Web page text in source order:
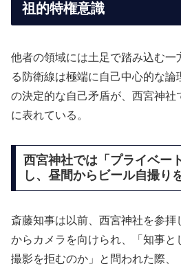
祖的特権意識
他者の領域には土足で踏み込む一
る防衛線は極端に自己中心的な
の決定的な自己矛盾が、西宮神社
に表れている。
西宮神社では「プライベー
し、昼間からビール自撮り
斎藤知事は以前、西宮神社を参拝
からカメラを向けられ、「知事と
撮影を拒むのか」と問われた際、